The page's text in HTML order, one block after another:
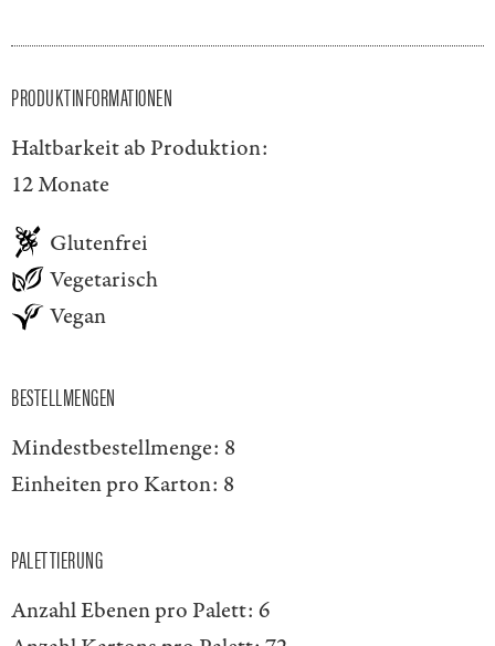
PRODUKTINFORMATIONEN
Haltbarkeit ab Produktion:
12 Monate
Glutenfrei
Vegetarisch
Vegan
BESTELLMENGEN
Mindestbestellmenge: 8
Einheiten pro Karton: 8
PALETTIERUNG
Anzahl Ebenen pro Palett: 6